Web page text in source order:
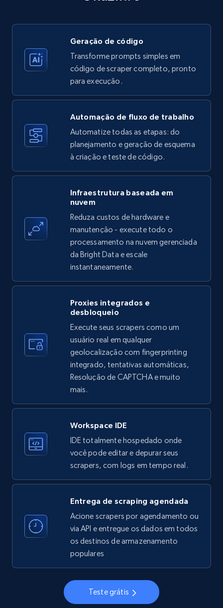
Amazon products - Collects products by
specific keywords
Title, Seller name, Brand, Description, Initial
35.3K+ 5.7K+ Comece grátis
Amazon products - find products by using
upc numbers
Title, Seller name, Brand, Description, Initial
price, Currency, Availability, Reviews count, and
more.
5.7K+ Comece grátis
LinkedIn company information
ID, Name, Country code, Locations, Followers,
Employees in linkedin, About, Specialties, and
more.
3.5K+ Comece grátis
Instagram - Profiles
Account, Fbid, ID, Followers, Posts count, Is
business account, Is professional account, Is
verified, and more.
Instagram - Profiles - Collect profile
information by user name
business account, Is professional account, Is
verified, and more.
Geração de código
Transforme prompts simples em
código de scraper completo, pronto
para execução.
Automação de fluxo de trabalho
Automatize todas as etapas: do
planejamento e geração de esquema
à criação e teste de código.
Infraestrutura baseada em
nuvem
Reduza custos de hardware e
manutenção - execute todo o
processamento na nuvem gerenciada
da Bright Data e escale
instantaneamente.
Proxies integrados e
desbloqueio
Execute seus scrapers como um
usuário real em qualquer
geolocalização com fingerprinting
integrado, tentativas automáticas,
Resolução de CAPTCHA e muito
mais.
Workspace IDE
IDE totalmente hospedado onde
você pode editar e depurar seus
scrapers, com logs em tempo real.
Entrega de scraping agendada
Acione scrapers por agendamento ou
via API e entregue os dados em todos
os destinos de armazenamento
populares
Teste grátis